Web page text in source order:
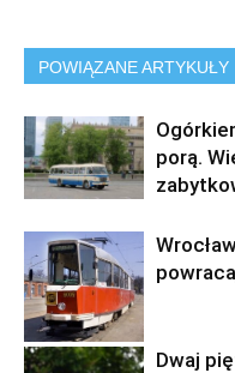
POWIĄZANE ARTYKUŁY
porą.
Dwaj